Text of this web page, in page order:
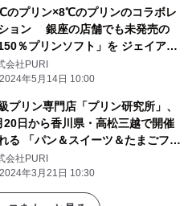
のプリン×8℃のプリンのコラボレ
ョン 銀座の店舗でも未発売の
150％プリンソフト」を ジェイアー
都伊勢丹での催事で先行販売
会社PURI
年5月14日 10:00
プリン専門店「プリン研究所」、
20日から香川県・高松三越で開催
る 「パン＆スイーツ＆たまごフェ
」に初出店！
会社PURI
年3月21日 10:30